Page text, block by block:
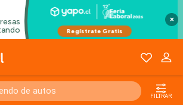
×
FILTRAR